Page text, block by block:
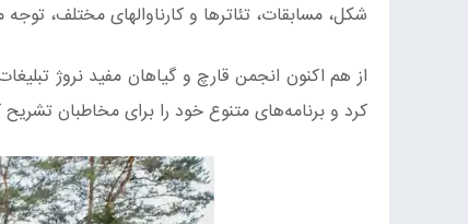
شکل، مسابقات، تئاترها و کارناوالهای مختلف، توجه
از هم اکنون انجمن قارچ و گیاهان مفید نروژ
کرد و برنامه‌های متنوع خود را برای مخاطبان